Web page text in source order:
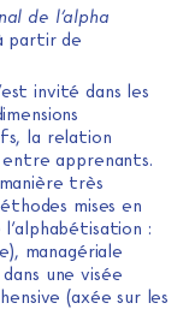
de l’alpha
partir de
invité dans les
la relation
apprenants.
très
mises en
:
managériale
une visée
(axée sur les